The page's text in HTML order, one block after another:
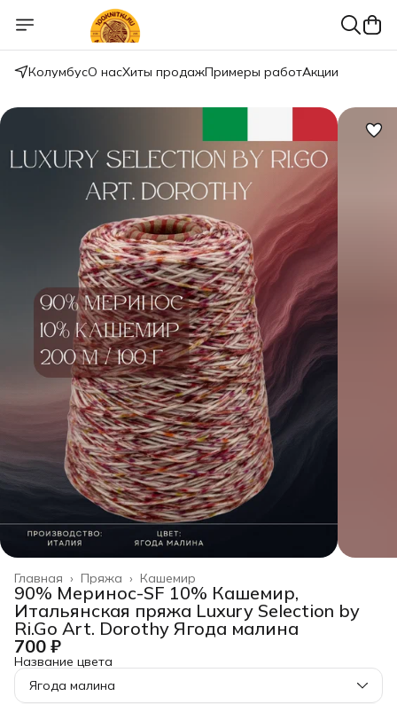
КолумбусО насХиты продажПримеры работАкции
Кашемир
Пряжа ›
Главная ›
90% Меринос-SF 10% Кашемир,
Итальянская пряжа Luxury Selection by
Ri.Go Art. Dorothy Ягода малина
700 ₽
Название цвета
Ягода малина